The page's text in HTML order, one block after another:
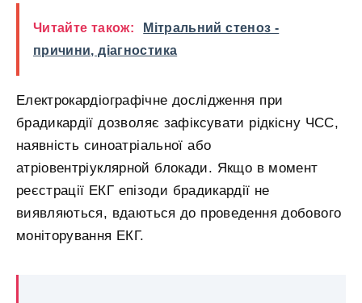
Читайте також:
Мітральний стеноз -
причини, діагностика
Електрокардіографічне дослідження при
брадикардії дозволяє зафіксувати рідкісну ЧСС,
наявність синоатріальної або
атріовентріуклярной блокади. Якщо в момент
реєстрації ЕКГ епізоди брадикардії не
виявляються, вдаються до проведення добового
моніторування ЕКГ.